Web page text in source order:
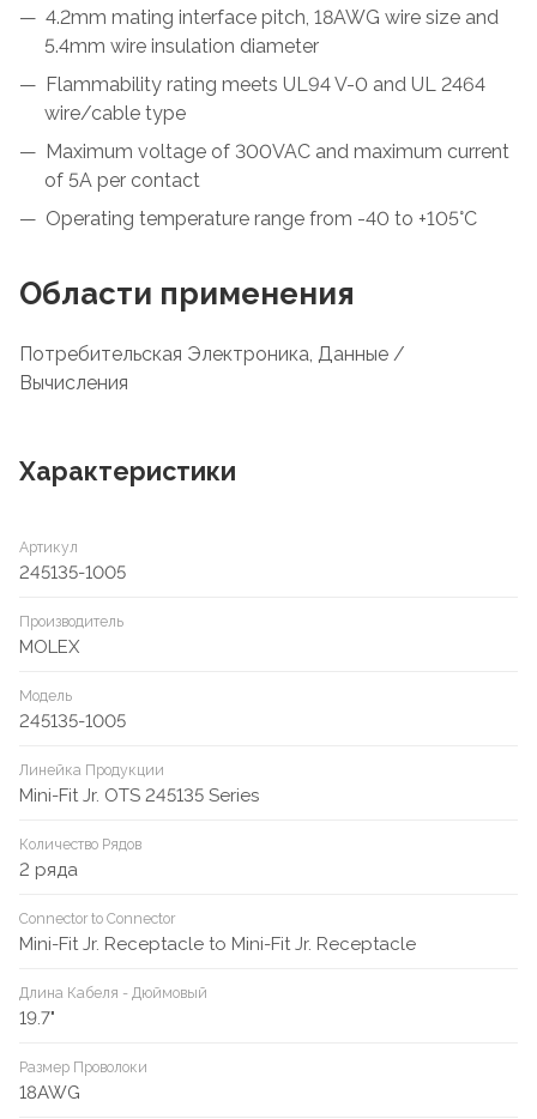
4.2mm mating interface pitch, 18AWG wire size and
5.4mm wire insulation diameter
Flammability rating meets UL94 V-0 and UL 2464
wire/cable type
Maximum voltage of 300VAC and maximum current
of 5A per contact
Operating temperature range from -40 to +105°C
Области применения
Потребительская Электроника, Данные /
Вычисления
Характеристики
Артикул
245135-1005
Производитель
MOLEX
Модель
245135-1005
Линейка Продукции
Mini-Fit Jr. OTS 245135 Series
Количество Рядов
2 ряда
Connector to Connector
Mini-Fit Jr. Receptacle to Mini-Fit Jr. Receptacle
Длина Кабеля - Дюймовый
19.7"
Размер Проволоки
18AWG